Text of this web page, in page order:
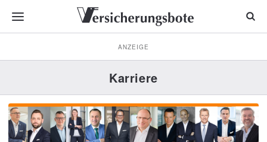
ANZEIGE
Karriere